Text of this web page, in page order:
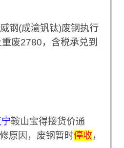
威钢(成渝钒钛)废钢执行
废2780，含税承兑到
鞍山宝得接货价通
原因，废钢暂时停收，